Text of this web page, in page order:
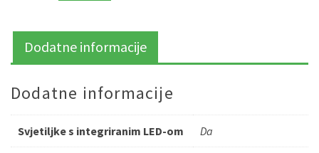
Dodatne informacije
Dodatne informacije
Svjetiljke s integriranim LED-om Da